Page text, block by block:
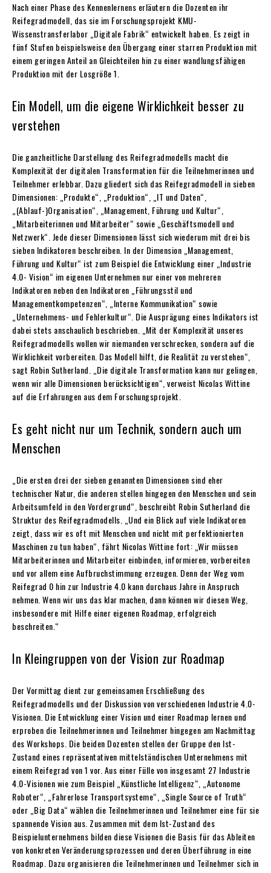
Nach einer Phase des Kennenlernens erläutern die Dozenten ihr
Reifegradmodell, das sie im Forschungsprojekt KMU-
Wissenstransferlabor „Digitale Fabrik“ entwickelt haben. Es zeigt in
fünf Stufen beispielsweise den Übergang einer starren Produktion mit
einem geringen Anteil an Gleichteilen hin zu einer wandlungsfähigen
Produktion mit der Losgröße 1.
Ein Modell, um die eigene Wirklichkeit besser zu
verstehen
Die ganzheitliche Darstellung des Reifegradmodells macht die
Komplexität der digitalen Transformation für die Teilnehmerinnen und
Teilnehmer erlebbar. Dazu gliedert sich das Reifegradmodell in sieben
Dimensionen: „Produkte“, „Produktion“, „IT und Daten“,
„(Ablauf-)Organisation“, „Management, Führung und Kultur“,
„Mitarbeiterinnen und Mitarbeiter“ sowie „Geschäftsmodell und
Netzwerk“. Jede dieser Dimensionen lässt sich wiederum mit drei bis
sieben Indikatoren beschreiben. In der Dimension „Management,
Führung und Kultur“ ist zum Beispiel die Entwicklung einer „Industrie
4.0- Vision“ im eigenen Unternehmen nur einer von mehreren
Indikatoren neben den Indikatoren „Führungsstil und
Managementkompetenzen“, „Interne Kommunikation“ sowie
„Unternehmens- und Fehlerkultur“. Die Ausprägung eines Indikators ist
dabei stets anschaulich beschrieben. „Mit der Komplexität unseres
Reifegradmodells wollen wir niemanden verschrecken, sondern auf die
Wirklichkeit vorbereiten. Das Modell hilft, die Realität zu verstehen“,
sagt Robin Sutherland. „Die digitale Transformation kann nur gelingen,
wenn wir alle Dimensionen berücksichtigen“, verweist Nicolas Wittine
auf die Erfahrungen aus dem Forschungsprojekt.
Es geht nicht nur um Technik, sondern auch um
Menschen
„Die ersten drei der sieben genannten Dimensionen sind eher
technischer Natur, die anderen stellen hingegen den Menschen und sein
Arbeitsumfeld in den Vordergrund“, beschreibt Robin Sutherland die
Struktur des Reifegradmodells. „Und ein Blick auf viele Indikatoren
zeigt, dass wir es oft mit Menschen und nicht mit perfektionierten
Maschinen zu tun haben“, fährt Nicolas Wittine fort: „Wir müssen
Mitarbeiterinnen und Mitarbeiter einbinden, informieren, vorbereiten
und vor allem eine Aufbruchstimmung erzeugen. Denn der Weg vom
Reifegrad 0 hin zur Industrie 4.0 kann durchaus Jahre in Anspruch
nehmen. Wenn wir uns das klar machen, dann können wir diesen Weg,
insbesondere mit Hilfe einer eigenen Roadmap, erfolgreich
beschreiten.“
In Kleingruppen von der Vision zur Roadmap
Der Vormittag dient zur gemeinsamen Erschließung des
Reifegradmodells und der Diskussion von verschiedenen Industrie 4.0-
Visionen. Die Entwicklung einer Vision und einer Roadmap lernen und
erproben die Teilnehmerinnen und Teilnehmer hingegen am Nachmittag
des Workshops. Die beiden Dozenten stellen der Gruppe den Ist-
Zustand eines repräsentativen mittelständischen Unternehmens mit
einem Reifegrad von 1 vor. Aus einer Fülle von insgesamt 27 Industrie
4.0-Visionen wie zum Beispiel „Künstliche Intelligenz“, „Autonome
Roboter“, „Fahrerlose Transportsysteme“, „Single Source of Truth“
oder „Big Data“ wählen die Teilnehmerinnen und Teilnehmer eine für sie
spannende Vision aus. Zusammen mit dem Ist-Zustand des
Beispielunternehmens bilden diese Visionen die Basis für das Ableiten
von konkreten Veränderungsprozessen und deren Überführung in eine
Roadmap. Dazu organisieren die Teilnehmerinnen und Teilnehmer sich in